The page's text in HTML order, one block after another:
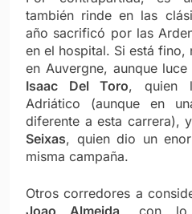
también rinde en las
año sacrificó por las
en el hospital. Si está fino,
en Auvergne, aunque
Isaac Del Toro, quien
Adriático (aunque en
diferente a esta carrera),
Seixas, quien dio un
misma campaña.
Otros corredores a